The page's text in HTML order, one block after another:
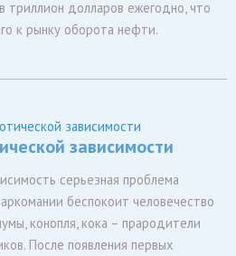
триллион долларов ежегодно, что
к рынку оборота нефти.
зависимости
серьезная проблема
беспокоит человечество
конопля, кока – прародители
После появления первых